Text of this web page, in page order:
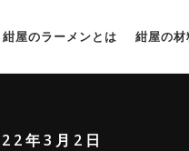
紺屋のラーメンとは 紺屋の材
年3月2日